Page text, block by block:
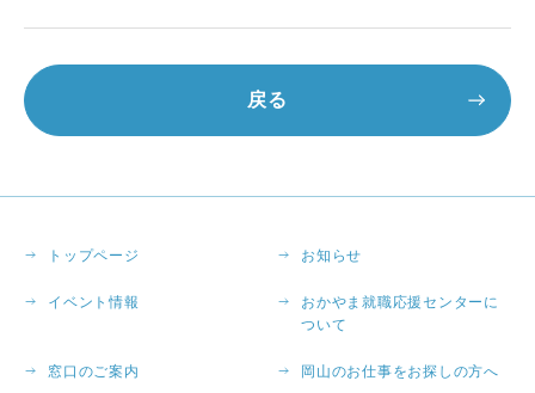
戻る
トップページ お知らせ
イベント情報
おかやま就職応援センターに
ついて
窓口のご案内 岡山のお仕事をお探しの方へ